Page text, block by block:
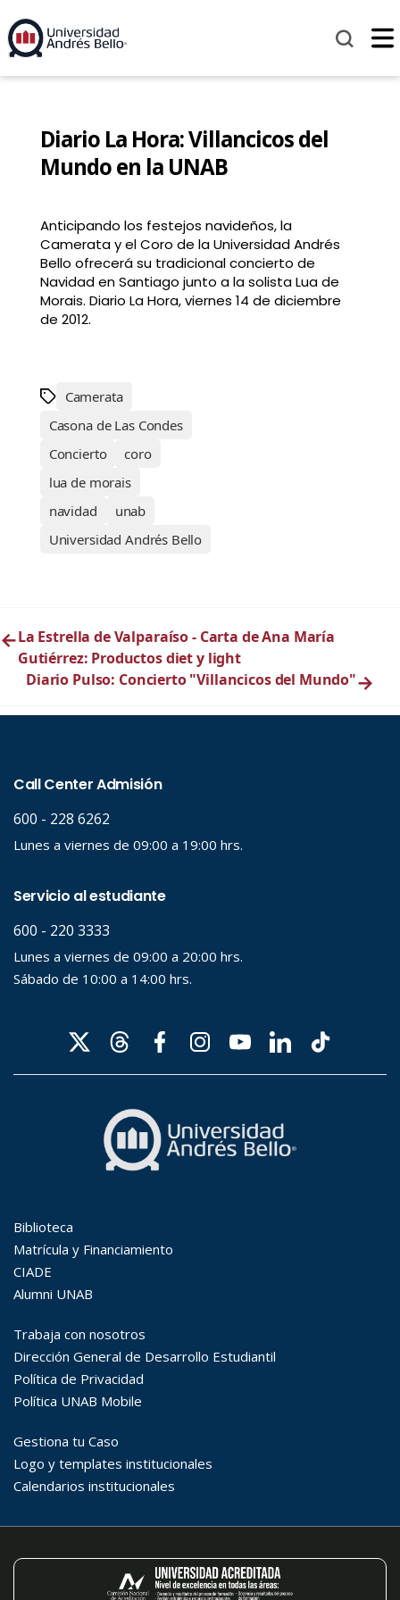
Diario La Hora: Villancicos del
Mundo en la UNAB
Anticipando los festejos navideños, la
Camerata y el Coro de la Universidad Andrés
Bello ofrecerá su tradicional concierto de
Navidad en Santiago junto a la solista Lua de
Morais. Diario La Hora, viernes 14 de diciembre
de 2012.
Camerata
Casona de Las Condes
Concierto
coro
lua de morais
navidad
unab
Universidad Andrés Bello
←La Estrella de Valparaíso - Carta de Ana María
Gutiérrez: Productos diet y light
Diario Pulso: Concierto "Villancicos del Mundo"→